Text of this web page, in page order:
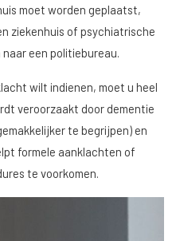
moet worden geplaatst,
ziekenhuis of psychiatrische
een politiebureau.
wilt indienen, moet u heel
veroorzaakt door dementie
te begrijpen) en
formele aanklachten of
te voorkomen.